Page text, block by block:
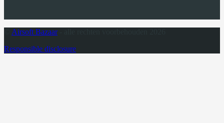
Airsoft Bazaar- alle rechten voorbehouden 2026
Responsible disclosure